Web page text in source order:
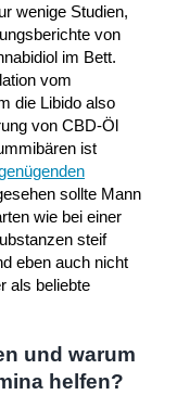
wenige Studien,
von
im Bett.
vom
die Libido also
von CBD-Öl
ist
sollte Mann
wie bei einer
steif
eben auch nicht
als beliebte
und warum
helfen?